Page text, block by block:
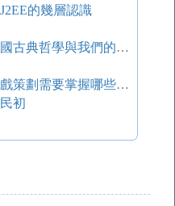
的幾層認識
【思享】自由引導人民：德國古典哲學與我們的時代
沒那么簡單：一個合格的游戲策劃需要掌握哪些技能？
初